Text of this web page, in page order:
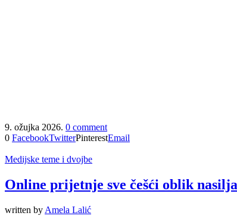
9. ožujka 2026. 0 comment
0 FacebookTwitterPinterestEmail
Medijske teme i dvojbe
Online prijetnje sve češći oblik
written by Amela Lalić